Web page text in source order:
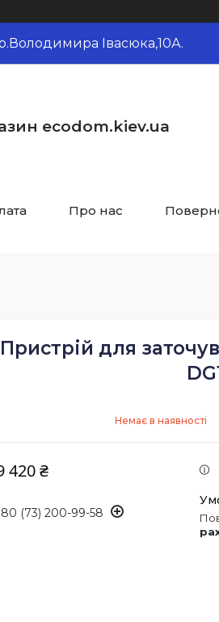
Івасюка,10А.
ecodom.kiev.ua
Про нас
Пристрій для
Немає в наявності
420 ₴
(73) 200-99-58